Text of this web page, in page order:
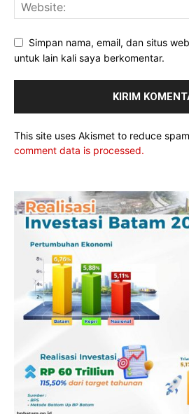
Simpan nama, email, dan situs
untuk lain kali saya berkomentar.
This site uses Akismet to reduce
comment data is processed.